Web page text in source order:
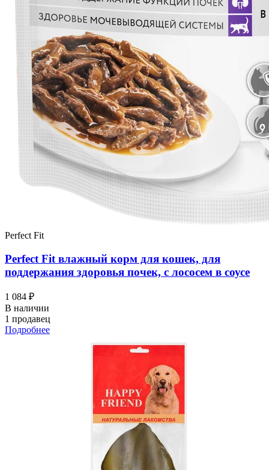
Perfect Fit
Perfect Fit влажный корм для кошек, для
поддержания здоровья почек, с лососем в соусе
1 084 ₽
В наличии
1 продавец
Подробнее